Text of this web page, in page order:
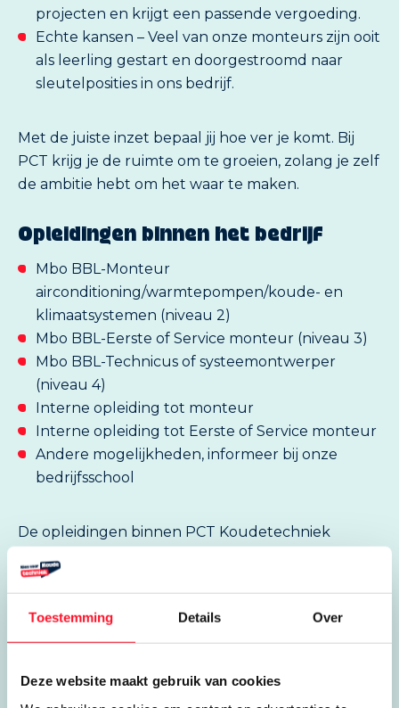
Toestemming Details Over
Deze website maakt gebruik van cookies
projecten en krijgt een passende vergoeding.
Echte kansen – Veel van onze monteurs zijn ooit
als leerling gestart en doorgestroomd naar
sleutelposities in ons bedrijf.
Met de juiste inzet bepaal jij hoe ver je komt. Bij
PCT krijg je de ruimte om te groeien, zolang je zelf
de ambitie hebt om het waar te maken.
Opleidingen binnen het bedrijf
Mbo BBL-Monteur
airconditioning/warmtepompen/koude- en
klimaatsystemen (niveau 2)
Mbo BBL-Eerste of Service monteur (niveau 3)
Mbo BBL-Technicus of systeemontwerper
(niveau 4)
Interne opleiding tot monteur
Interne opleiding tot Eerste of Service monteur
Andere mogelijkheden, informeer bij onze
bedrijfsschool
De opleidingen binnen PCT Koudetechniek
arbeidsmarkt en zij-instromers.
Te behalen certificaten
CO₂